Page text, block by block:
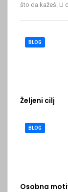
što da kažeš. U
BLOG
Željeni cilj
BLOG
Osobna